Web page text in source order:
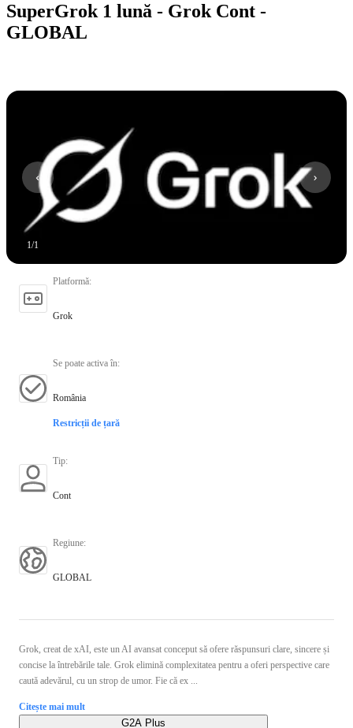
SuperGrok 1 lună - Grok Cont -
GLOBAL
1/1
Platformă:
Grok
Se poate activa în:
România
Restricții de țară
Tip:
Cont
Regiune:
GLOBAL
Grok, creat de xAI, este un AI avansat conceput să ofere răspunsuri clare, sincere și
concise la întrebările tale. Grok elimină complexitatea pentru a oferi perspective care
caută adevărul, cu un strop de umor. Fie că ex ...
Citește mai mult
G2A Plus